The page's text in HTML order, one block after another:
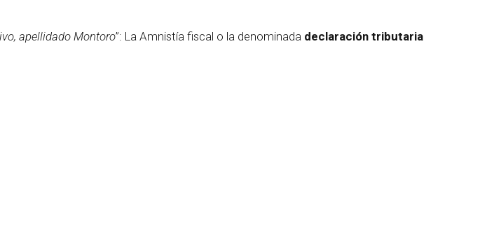
apellidado Montoro”: La Amnistía fiscal o la denominada declaración tributaria